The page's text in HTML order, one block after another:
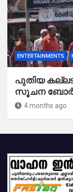
ENTERTAINMENTS
പുതിയ
സൂചന ബോർഡ്
4 months ago